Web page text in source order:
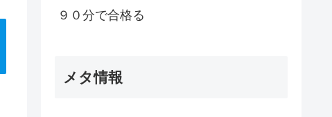
９０分で合格る
メタ情報